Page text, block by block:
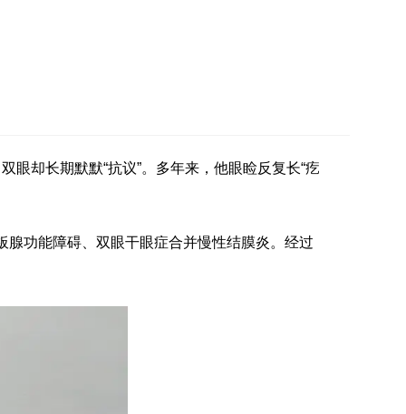
却长期默默“抗议”。多年来，他眼睑反复长“疙
腺功能障碍、双眼干眼症合并慢性结膜炎。经过